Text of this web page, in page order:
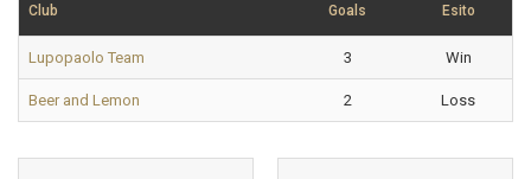
Club Goals Esito
Lupopaolo Team 3 Win
Beer and Lemon 2 Loss